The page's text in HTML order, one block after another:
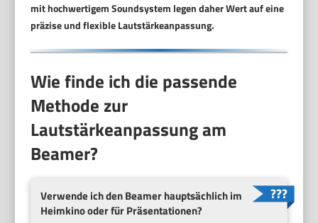
mit hochwertigem Soundsystem legen daher Wert auf eine
präzise und flexible Lautstärkeanpassung.
Wie finde ich die passende
Methode zur
Lautstärkeanpassung am
Beamer?
Verwende ich den Beamer hauptsächlich im
Heimkino oder für Präsentationen?